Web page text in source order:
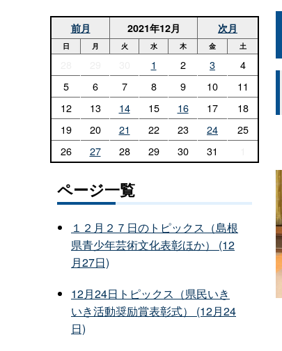
前月 2021年12月 次月
日 月 火 水 木 金 土
1 2 3
4
5
6 7 8 9 10
11
12
13 14 15 16 17
18
19
20 21 22 23 24
25
26
27 28 29 30 31
ページ一覧
１２月２７日のトピックス（島根
県青少年芸術文化表彰ほか） (12
月27日)
12月24日トピックス（県民いき
いき活動奨励賞表彰式） (12月24
日)